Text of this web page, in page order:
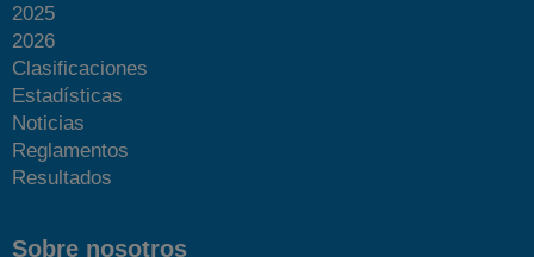
2025
2026
Clasificaciones
Estadísticas
Noticias
Reglamentos
Resultados
Sobre nosotros